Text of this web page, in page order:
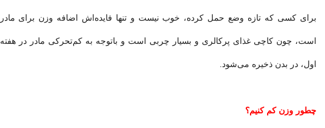
برای كسی كه تازه وضع حمل كرده، خوب نیست و تنها فایده‌اش اضافه وزن برای مادر
است، چون كاچی غذای پركالری و بسیار چربی است و باتوجه به كم‌تحركی مادر در هفته
اول، در بدن ذخیره می‌شود.
چطور وزن كم كنیم؟